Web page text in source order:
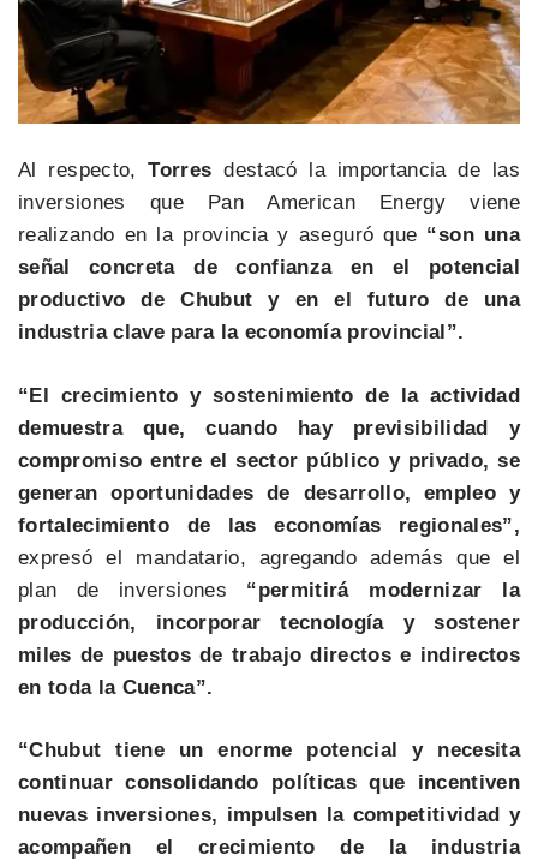
Al respecto,Torres destacó la importancia de las
inversiones que Pan American Energy viene
realizando en la provincia y aseguró que “son una
señal concreta de confianza en el potencial
productivo de Chubut y en el futuro de una
industria clave para la economía provincial”.
“El crecimiento y sostenimiento de la actividad
demuestra que, cuando hay previsibilidad y
compromiso entre el sector público y privado, se
generan oportunidades de desarrollo, empleo y
fortalecimiento de las economías regionales”,
expresó el mandatario, agregando además que el
plan de inversiones “permitirá modernizar la
producción, incorporar tecnología y sostener
miles de puestos de trabajo directos e indirectos
en toda la Cuenca”.
“Chubut tiene un enorme potencial y necesita
continuar consolidando políticas que incentiven
nuevas inversiones, impulsen la competitividad y
acompañen el crecimiento de la industria